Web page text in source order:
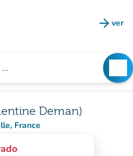
arrow_forward ver
Deman)
France
Maps)